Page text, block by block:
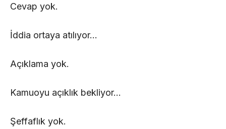
Cevap yok.
İddia ortaya atılıyor…
Açıklama yok.
Kamuoyu açıklık bekliyor…
Şeffaflık yok.